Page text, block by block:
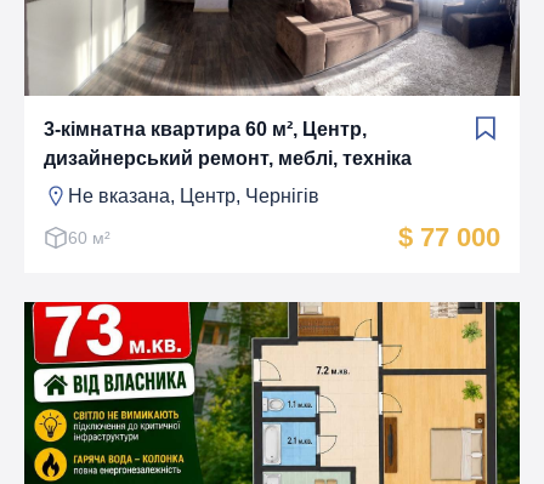
3-кімнатна квартира 60 м², Центр,
дизайнерський ремонт, меблі, техніка
Не вказана, Центр, Чернігів
60 м² $ 77 000